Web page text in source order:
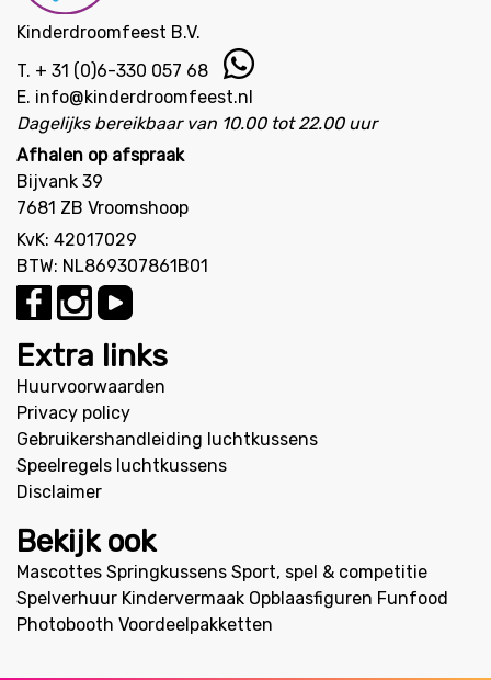
Kinderdroomfeest B.V.
T. + 31 (0)6-330 057 68
E. info@kinderdroomfeest.nl
Dagelijks bereikbaar van 10.00 tot 22.00 uur
Afhalen op afspraak
Bijvank 39
7681 ZB Vroomshoop
KvK: 42017029
BTW: NL869307861B01
Extra links
Huurvoorwaarden
Privacy policy
Gebruikershandleiding luchtkussens
Speelregels luchtkussens
Disclaimer
Bekijk ook
Mascottes Springkussens Sport, spel & competitie
Spelverhuur Kindervermaak Opblaasfiguren Funfood
Photobooth Voordeelpakketten